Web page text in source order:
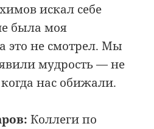
искал себе
была моя
это не смотрел. Мы
мудрость — не
нас обижали.
Коллеги по